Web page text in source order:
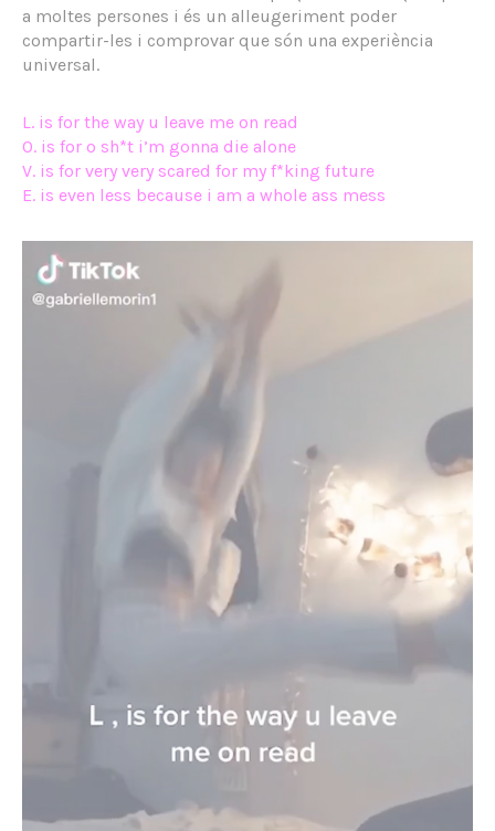
a moltes persones i és un alleugeriment poder
compartir-les i comprovar que són una experiència
universal.
L. is for the way u leave me on read
O. is for o sh*t i’m gonna die alone
V. is for very very scared for my f*king future
E. is even less because i am a whole ass mess